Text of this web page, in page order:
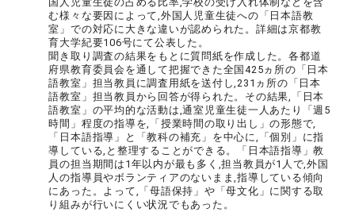
む様々な要因によって,外国人児童生徒への「日本語教
室」での対応に大きな違いが認められた。詳細は京都教
育大学紀要106号にて公表した。
聞き取り調査の結果をもとに質問紙を作成した。各都道
府県教育委員会を通して把握できた全国425ヵ所の「日本
語教室」担当教員に調査用紙を送付し,231ヵ所の「日本
語教室」担当教員から回答が得られた。その結果,「日本
語教室」の平均的な活動は,通室児童生徒一人あたり「週5
時間」程度の指導を,「授業時間の取り出し」の形態で,
「日本語指導」と「教科の補充」を中心に,「個別」に指
導している,と整理することができる。「日本語指導」教
員の担当期間は1年以内が最も多く,担当教員が1人で,外国
人の指導員やボランティアのないまま,指導している傾向
にあった。よって,「母語保持」や「母文化」に関する取
り組みが行いにくい状況でもあった。